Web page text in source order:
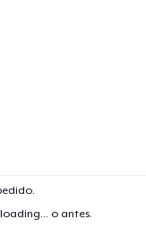
loading... o antes.